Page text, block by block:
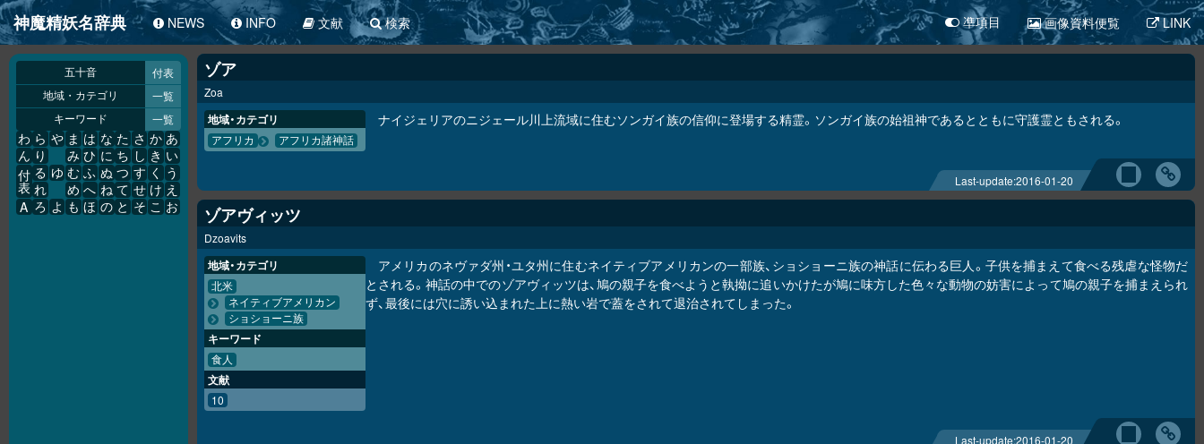
神魔精妖名辞典 NEWS INFO 文献 検索 凖項目 画像資料便覧 LINK
五十音 付表
地域・カテゴリ 一覧
キーワード 一覧
あ
い
う
え
お
か
き
く
け
こ
さ
し
す
せ
そ
た
ち
つ
て
と
な
に
ぬ
ね
の
は
ひ
ふ
へ
ほ
ま
み
む
め
も
や
ゆ
よ
ら
り
る
れ
ろ
わ
ん
付
表
A
ゾア
Zoa
ナイジェリアのニジェール川上流域に住むソンガイ族の信仰に登場する精霊。ソンガイ族の始祖神であるとともに守護霊ともされる。
地域・カテゴリ
アフリカ アフリカ諸神話
Last-update:2016-01-20
ゾアヴィッツ
Dzoavits
アメリカのネヴァダ州・ユタ州に住むネイティブアメリカンの一部族、ショショーニ族の神話に伝わる巨人。子供を捕まえて食べる残虐な怪物だ
とされる。神話の中でのゾアヴィッツは、鳩の親子を食べようと執拗に追いかけたが鳩に味方した色々な動物の妨害によって鳩の親子を捕まえられ
ず、最後には穴に誘い込まれた上に熱い岩で蓋をされて退治されてしまった。
地域・カテゴリ
北米
ネイティブアメリカン
ショショーニ族
キーワード
食人
文献
10
Last-update:2016-01-20